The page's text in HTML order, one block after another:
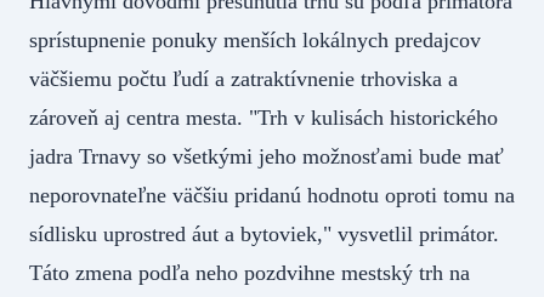
sprístupnenie ponuky menších lokálnych predajcov
väčšiemu počtu ľudí a zatraktívnenie trhoviska a
zároveň aj centra mesta. "Trh v kulisách historického
jadra Trnavy so všetkými jeho možnosťami bude mať
neporovnateľne väčšiu pridanú hodnotu oproti tomu na
sídlisku uprostred áut a bytoviek," vysvetlil primátor.
Táto zmena podľa neho pozdvihne mestský trh na